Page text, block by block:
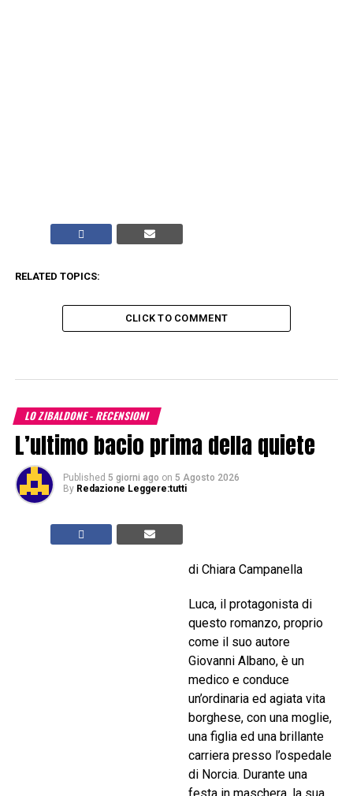
RELATED TOPICS:
CLICK TO COMMENT
LO ZIBALDONE - RECENSIONI
L’ultimo bacio prima della quiete
Published 5 giorni ago on 5 Agosto 2026
By Redazione Leggere:tutti
di Chiara Campanella
Luca, il protagonista di
questo romanzo, proprio
come il suo autore
Giovanni Albano, è un
medico e conduce
un’ordinaria ed agiata vita
borghese, con una moglie,
una figlia ed una brillante
carriera presso l’ospedale
di Norcia. Durante una